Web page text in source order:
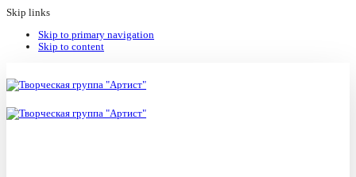
Skip links
Skip to primary navigation
Skip to content